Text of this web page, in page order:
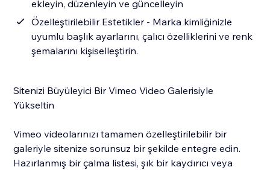
ekleyin, düzenleyin ve güncelleyin
Özelleştirilebilir Estetikler - Marka kimliğinizle
uyumlu başlık ayarlarını, çalıcı özelliklerini ve renk
şemalarını kişiselleştirin.
Sitenizi Büyüleyici Bir Vimeo Video Galerisiyle
Yükseltin
Vimeo videolarınızı tamamen özelleştirilebilir bir
galeriyle sitenize sorunsuz bir şekilde entegre edin.
Hazırlanmış bir çalma listesi, şık bir kaydırıcı veya